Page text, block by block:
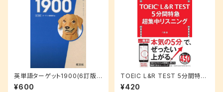
英単語ターゲット1900(6訂版)
(大学JUKEN新書)
¥600
TOEIC L&R TEST 5分間特急
超集中リスニング (TOEIC TES
¥420